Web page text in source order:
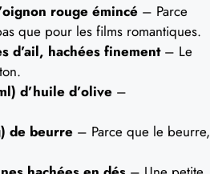
rouge émincé – Parce
que pour les films romantiques.
d’ail, hachées finement– Le
d’huile d’olive –
de beurre – Parce que le beurre,